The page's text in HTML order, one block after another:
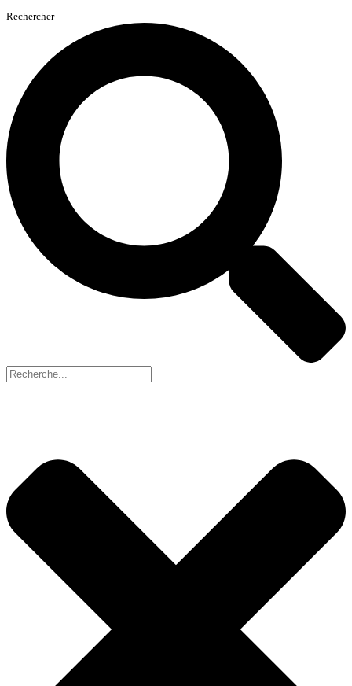
Rechercher